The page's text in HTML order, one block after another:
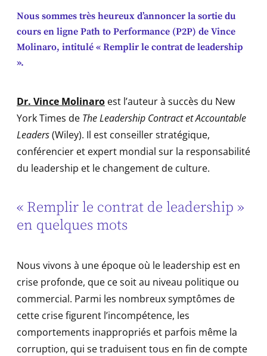
Nous sommes très heureux d’annoncer la sortie du
cours en ligne Path to Performance (P2P) de Vince
Molinaro, intitulé « Remplir le contrat de leadership
».
Dr. Vince Molinaro est l’auteur à succès du New
York Times de The Leadership Contract et Accountable
Leaders(Wiley). Il est conseiller stratégique,
conférencier et expert mondial sur la responsabilité
du leadership et le changement de culture.
« Remplir le contrat de leadership »
en quelques mots
Nous vivons à une époque où le leadership est en
crise profonde, que ce soit au niveau politique ou
commercial. Parmi les nombreux symptômes de
cette crise figurent l’incompétence, les
comportements inappropriés et parfois même la
corruption, qui se traduisent tous en fin de compte